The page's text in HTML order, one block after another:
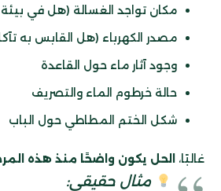
مكان تواجد الغسالة (هل في
مصدر الكهرباء (هل القابس به
وجود آثار ماء حول القاعدة
حالة خرطوم الماء والتصريف
شكل الختم المطاطي حول الباب
غالبًا، الحل يكون واضحًا منذ هذه
مثال حقيقي: